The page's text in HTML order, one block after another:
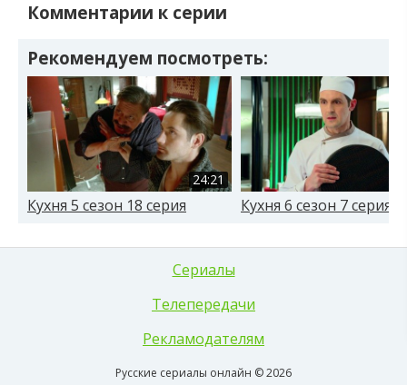
Комментарии к серии
Рекомендуем посмотреть:
24:21
Кухня 5 сезон 18 серия Кухня 6 сезон 7 серия
Сериалы
Телепередачи
Рекламодателям
Русские сериалы онлайн © 2026